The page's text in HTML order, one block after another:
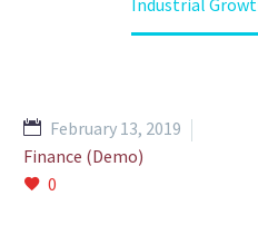
Industrial
February 13, 2019
Finance (Demo)
0